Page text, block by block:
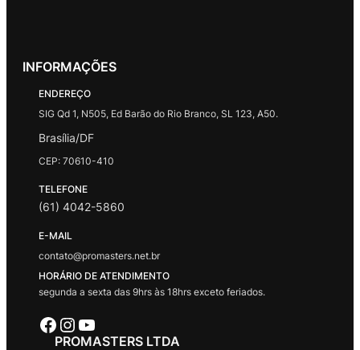
INFORMAÇÕES
ENDEREÇO
SIG Qd 1, N505, Ed Barão do Rio Branco, SL 123, A50.
Brasília/DF
CEP: 70610-410
TELEFONE
(61) 4042-5860
E-MAIL
contato@promasters.net.br
HORÁRIO DE ATENDIMENTO
segunda a sexta das 9hrs às 18hrs exceto feriados.
Facebook Instagram Youtube
PROMASTERS LTDA